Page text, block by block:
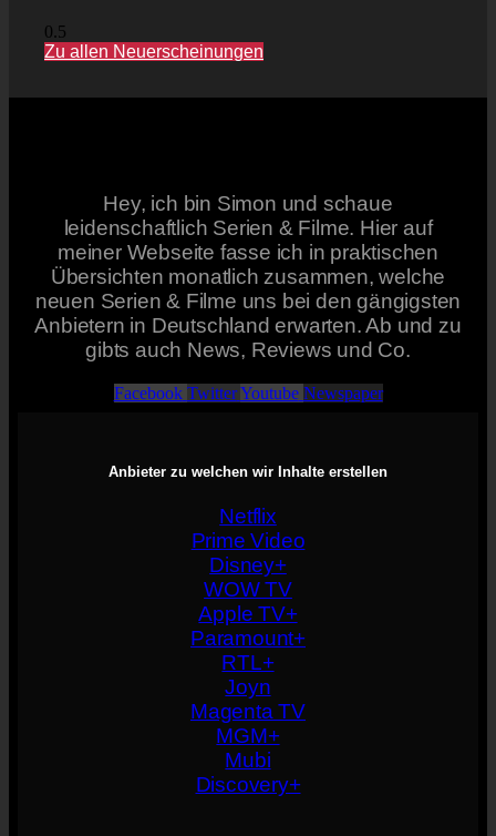
Zu allen Neuerscheinungen
Hey, ich bin Simon und schaue
leidenschaftlich Serien & Filme. Hier auf
meiner Webseite fasse ich in praktischen
Übersichten monatlich zusammen, welche
neuen Serien & Filme uns bei den gängigsten
Anbietern in Deutschland erwarten. Ab und zu
gibts auch News, Reviews und Co.
Facebook Twitter Youtube Newspaper
Anbieter zu welchen wir Inhalte erstellen
Netflix
Prime Video
Disney+
WOW TV
Apple TV+
Paramount+
RTL+
Joyn
Magenta TV
MGM+
Mubi
Discovery+